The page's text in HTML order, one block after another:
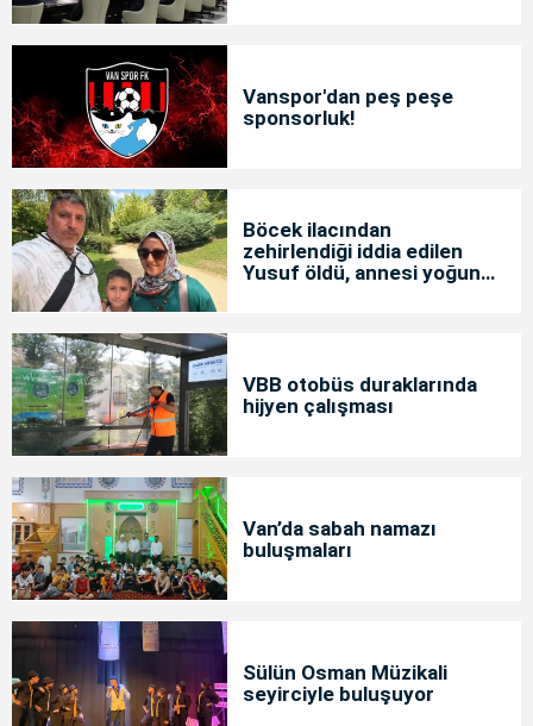
Vanspor'dan peş peşe
sponsorluk!
Böcek ilacından
zehirlendiği iddia edilen
Yusuf öldü, annesi yoğun
VBB otobüs duraklarında
hijyen çalışması
Van’da sabah namazı
buluşmaları
Sülün Osman Müzikali
seyirciyle buluşuyor